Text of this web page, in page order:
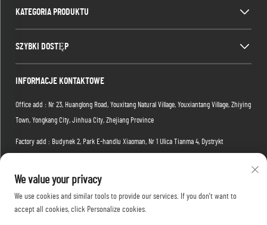
KATEGORIA PRODUKTU
SZYBKI DOSTĘP
INFORMACJE KONTAKTOWE
Office add : Nr 23, Huanglong Road, Youxitang Natural Village, Youxiantang Village, Zhiying
Town, Yongkang City, Jinhua City, Zhejiang Province
Factory add : Budynek 2, Park E-handlu Xiaoman, Nr 1 Ulica Tianma 4, Dystrykt
/ E-mail: [email protected]
/ Telefonowo:+86-15088234353
We value your privacy
We use cookies and similar tools to provide our services. If you don't want to
accept all cookies, click Personalize cookies.